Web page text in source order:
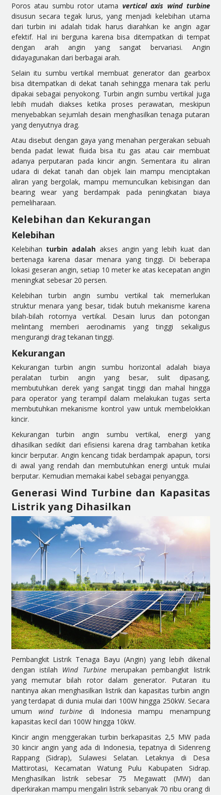
Poros atau sumbu rotor utama vertical axis wind turbine
disusun secara tegak lurus, yang menjadi kelebihan utama
dari turbin ini adalah tidak harus diarahkan ke angin agar
efektif. Hal ini berguna karena bisa ditempatkan di tempat
dengan arah angin yang sangat bervariasi. Angin
didayagunakan dari berbagai arah.
Selain itu sumbu vertikal membuat generator dan gearbox
bisa ditempatkan di dekat tanah sehingga menara tak perlu
dipakai sebagai penyokong. Turbin angin sumbu vertikal juga
lebih mudah diakses ketika proses perawatan, meskipun
menyebabkan sejumlah desain menghasilkan tenaga putaran
yang denyutnya drag.
Atau disebut dengan gaya yang menahan pergerakan sebuah
benda padat lewat fluida bisa itu gas atau cair membuat
adanya perputaran pada kincir angin. Sementara itu aliran
udara di dekat tanah dan objek lain mampu menciptakan
aliran yang bergolak, mampu memunculkan kebisingan dan
bearing wear yang berdampak pada peningkatan biaya
pemeliharaan.
Kelebihan dan Kekurangan
Kelebihan
Kelebihan turbin adalah akses angin yang lebih kuat dan
bertenaga karena dasar menara yang tinggi. Di beberapa
lokasi geseran angin, setiap 10 meter ke atas kecepatan angin
meningkat sebesar 20 persen.
Kelebihan turbin angin sumbu vertikal tak memerlukan
struktur menara yang besar, tidak butuh mekanisme karena
bilah-bilah rotornya vertikal. Desain lurus dan potongan
melintang memberi aerodinamis yang tinggi sekaligus
mengurangi drag tekanan tinggi.
Kekurangan
Kekurangan turbin angin sumbu horizontal adalah biaya
peralatan turbin angin yang besar, sulit dipasang,
membutuhkan derek yang sangat tinggi dan mahal hingga
para operator yang terampil dalam melakukan tugas serta
membutuhkan mekanisme kontrol yaw untuk membelokkan
kincir.
Kekurangan turbin angin sumbu vertikal, energi yang
dihasilkan sedikit dari efisiensi karena drag tambahan ketika
kincir berputar. Angin kencang tidak berdampak apapun, torsi
di awal yang rendah dan membutuhkan energi untuk mulai
berputar. Kemudian memakai kabel sebagai penyangga.
Generasi Wind Turbine dan Kapasitas
Listrik yang Dihasilkan
Pembangkit Listrik Tenaga Bayu (Angin) yang lebih dikenal
dengan istilah Wind Turbinemerupakan pembangkit listrik
yang memutar bilah rotor dalam generator. Putaran itu
nantinya akan menghasilkan listrik dan kapasitas turbin angin
yang terdapat di dunia mulai dari 100W hingga 250kW. Secara
umum wind turbinedi Indonesia mampu menampung
kapasitas kecil dari 100W hingga 10kW.
Kincir angin menggerakan turbin berkapasitas 2,5 MW pada
30 kincir angin yang ada di Indonesia, tepatnya di Sidenreng
Rappang (Sidrap), Sulawesi Selatan. Letaknya di Desa
Mattirotasi, Kecamatan Watung Pulu Kabupaten Sidrap.
Menghasilkan listrik sebesar 75 Megawatt (MW) dan
diperkirakan mampu mengaliri listrik sebanyak 70 ribu orang di